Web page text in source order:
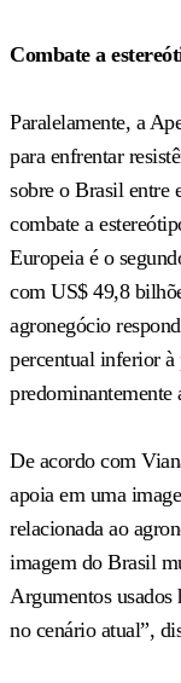
Combate a
Paralelamente, a
para enfrentar
sobre o Brasil entre
combate a
Europeia é o
com US$ 49,8
agronegócio
percentual inferior à
predominantemente
De acordo com
apoia em uma
relacionada ao
imagem do Brasil
Argumentos usados
no cenário atual”,